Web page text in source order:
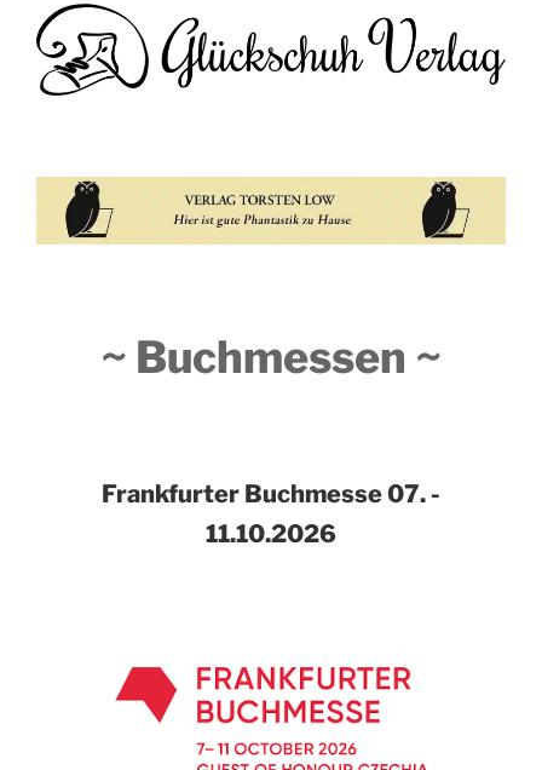
~ Buchmessen ~
Frankfurter Buchmesse07. -
11.10.2026